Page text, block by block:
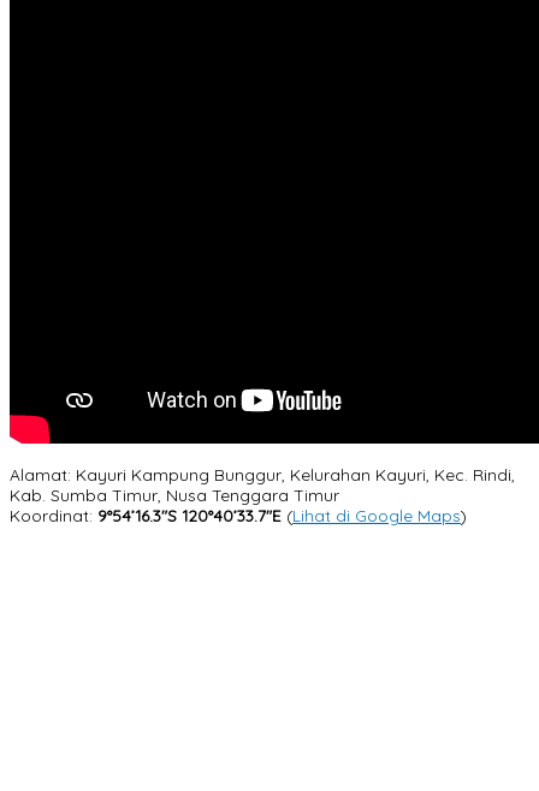
Alamat: Kayuri Kampung Bunggur, Kelurahan Kayuri, Kec. Rindi,
Kab. Sumba Timur, Nusa Tenggara Timur
Koordinat: 9°54’16.3″S 120°40’33.7″E (Lihat di Google Maps)